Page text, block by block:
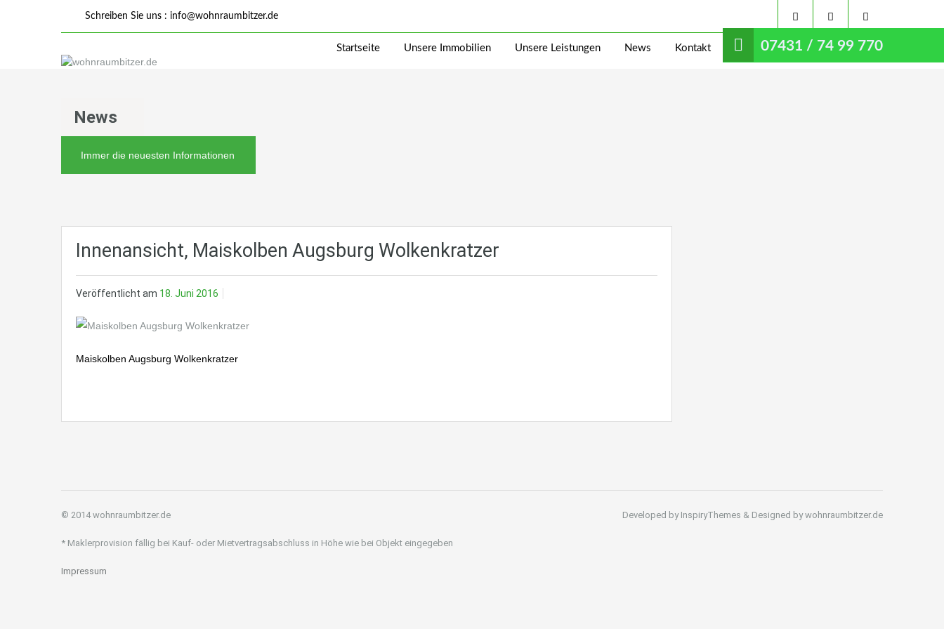
Schreiben Sie uns : info@wohnraumbitzer.de
07431 / 74 99 770
Startseite Unsere Immobilien Unsere Leistungen News Kontakt
News
Immer die neuesten Informationen
Innenansicht, Maiskolben Augsburg Wolkenkratzer
Veröffentlicht am 18. Juni 2016
Maiskolben Augsburg Wolkenkratzer
© 2014 wohnraumbitzer.de
* Maklerprovision fällig bei Kauf- oder Mietvertragsabschluss in Höhe wie bei Objekt eingegeben
Impressum
Developed by InspiryThemes & Designed by wohnraumbitzer.de